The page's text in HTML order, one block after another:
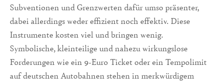
Subventionen und Grenzwerten dafür umso präsenter,
dabei allerdings weder effizient noch effektiv. Diese
Instrumente kosten viel und bringen wenig.
Symbolische, kleinteilige und nahezu wirkungslose
Forderungen wie ein 9-Euro Ticket oder ein Tempolimit
auf deutschen Autobahnen stehen in merkwürdigem